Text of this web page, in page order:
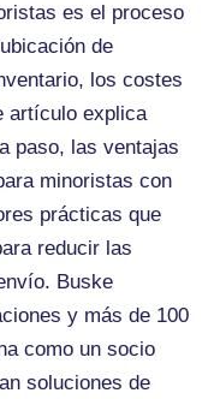
es el proceso
de
los costes
artículo explica
paso, las ventajas
minoristas con
prácticas que
reducir las
Buske
y más de 100
como un socio
soluciones de